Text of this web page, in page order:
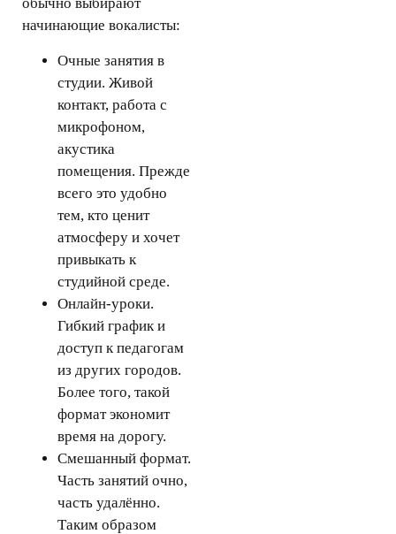
обычно выбирают
начинающие вокалисты:
Очные занятия в
студии. Живой
контакт, работа с
микрофоном,
акустика
помещения. Прежде
всего это удобно
тем, кто ценит
атмосферу и хочет
привыкать к
студийной среде.
Онлайн-уроки.
Гибкий график и
доступ к педагогам
из других городов.
Более того, такой
формат экономит
время на дорогу.
Смешанный формат.
Часть занятий очно,
часть удалённо.
Таким образом